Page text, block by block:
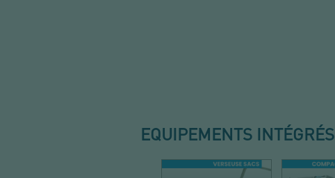
EQUIPEMENTS INTÉGRÉS